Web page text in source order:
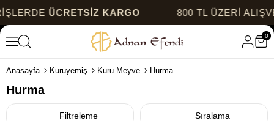
ALIŞVERİŞLERDEÜCRETSİZ KARGO 800
0
Anasayfa Kuruyemiş Kuru Meyve Hurma
Hurma
Filtreleme Sıralama